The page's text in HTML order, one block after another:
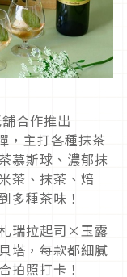
合作推出
，主打各種抹茶
慕斯球、濃郁抹
茶、抹茶、焙
多種茶味！
瑞拉起司×玉露
塔，每款都細膩
拍照打卡！